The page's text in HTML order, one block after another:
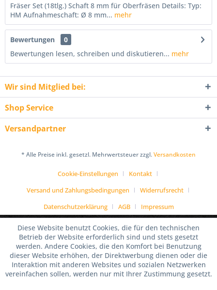
Fräser Set (18tlg.) Schaft 8 mm für Oberfräsen Details: Typ:
HM Aufnahmeschaft: Ø 8 mm... mehr
Bewertungen
0
Bewertungen lesen, schreiben und diskutieren... mehr
Wir sind Mitglied bei:
Shop Service
Versandpartner
* Alle Preise inkl. gesetzl. Mehrwertsteuer zzgl.Versandkosten
Cookie-Einstellungen
Kontakt
Versand und Zahlungsbedingungen
Widerrufsrecht
Datenschutzerklärung
AGB Impressum
Diese Website benutzt Cookies, die für den technischen
Betrieb der Website erforderlich sind und stets gesetzt
werden. Andere Cookies, die den Komfort bei Benutzung
dieser Website erhöhen, der Direktwerbung dienen oder die
Interaktion mit anderen Websites und sozialen Netzwerken
vereinfachen sollen, werden nur mit Ihrer Zustimmung gesetzt.